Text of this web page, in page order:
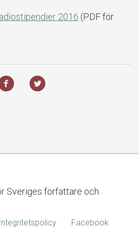
2016 (PDF för
Sveriges författare och
Integritetspolicy
Facebook